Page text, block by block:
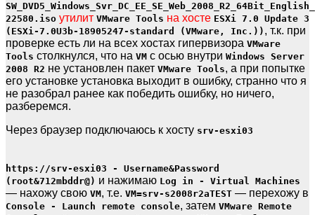
22580.iso утилит VMware Tools на хосте ESXi 7.0 Update 3
(ESXi-7.0U3b-18905247-standard (VMware, Inc.)) , т.к. при
проверке есть ли на всех хостах гипервизора VMware
Tools столкнулся, что на VM с осью внутри Windows Server
2008 R2 не установлен пакет VMware Tools, а при попытке
его установке установка выходит в ошибку, странно что я
не разобрал ранее как победить ошибку, но ничего,
разберемся.
Через браузер подключаюсь к хосту srv-esxi03
https://srv-esxi03 - Username&Password
(root&712mbddr@) и нажимаю Log in - Virtual Machines
— нахожу свою VM, т.е. VM=srv-s2008r2aTEST — перехожу в
Console - Launch remote console, затем VMware Remote